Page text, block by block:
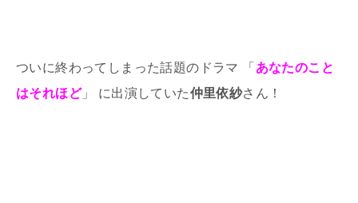
ついに終わってしまった話題のドラマ 「 あなたのこと
はそれほど」 に出演していた仲里依紗さん！